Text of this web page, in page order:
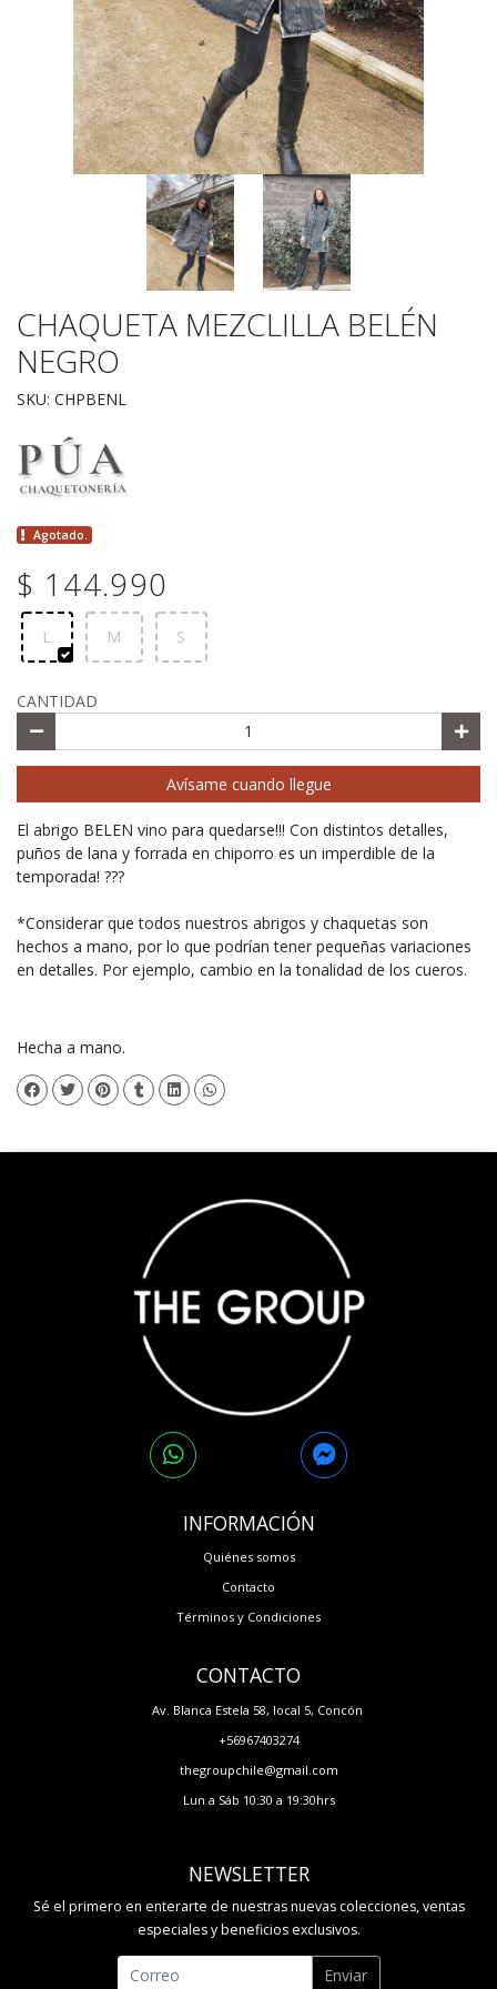
CHAQUETA MEZCLILLA BELÉN
NEGRO
SKU: CHPBENL
Agotado.
$ 144.990
L M S
CANTIDAD
Avísame cuando llegue
El abrigo BELEN vino para quedarse!!! Con distintos detalles,
puños de lana y forrada en chiporro es un imperdible de la
temporada! ???
*Considerar que todos nuestros abrigos y chaquetas son
hechos a mano, por lo que podrían tener pequeñas variaciones
en detalles. Por ejemplo, cambio en la tonalidad de los cueros.
Hecha a mano.
INFORMACIÓN
Quiénes somos
Contacto
Términos y Condiciones
CONTACTO
Av. Blanca Estela 58, local 5, Concón
+56967403274
thegroupchile@gmail.com
Lun a Sáb 10:30 a 19:30hrs
NEWSLETTER
Sé el primero en enterarte de nuestras nuevas colecciones, ventas
especiales y beneficios exclusivos.
Enviar